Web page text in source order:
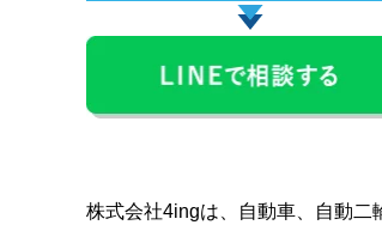
株式会社4ingは、自動車、自動二